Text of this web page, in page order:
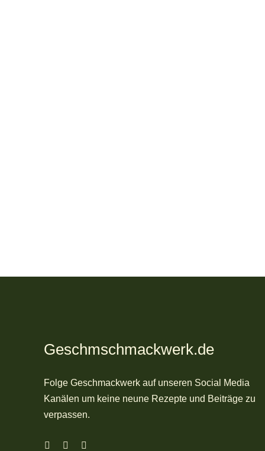
Geschmschmackwerk.de
Folge Geschmackwerk auf unseren Social Media
Kanälen um keine neune Rezepte und Beiträge zu
verpassen.